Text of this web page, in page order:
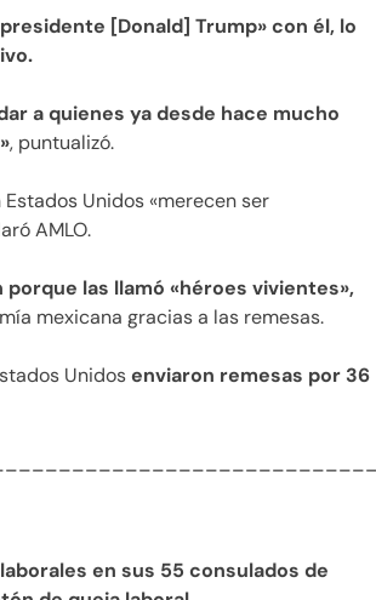
[Donald] Trump» con él, lo
a quienes ya desde hace mucho
, puntualizó.
Unidos «merecen ser
AMLO.
las llamó «héroes vivientes»,
mexicana gracias a las remesas.
Unidosenviaron remesas por 36
en sus 55 consulados de